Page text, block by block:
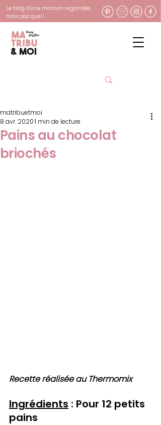
Le blog d'une maman organisée,
mais pas que !
Pains au chocolat
briochés
matribuetmoi
8 avr. 20201 min de lecture
Recette réalisée au Thermomix
Ingrédients : Pour 12 petits
pains